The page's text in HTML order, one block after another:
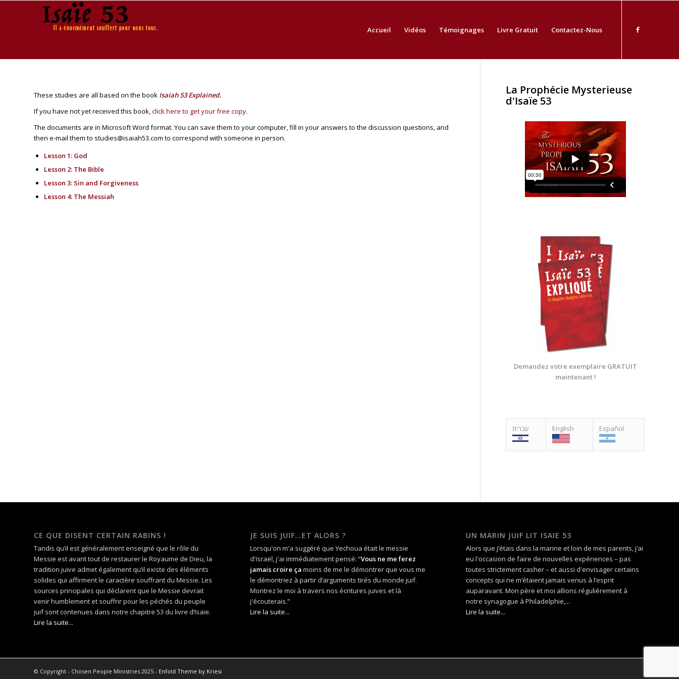
Accueil Vidéos Témoignages Livre Gratuit Contactez-Nous
These studies are all based on the book Isaiah 53 Explained.
If you have not yet received this book,click here to get your free copy.
The documents are in Microsoft Word format. You can save them to your computer, fill in your answers to the discussion questions, and
then e-mail them to studies@isaiah53.com to correspond with someone in person.
Lesson 1: God
Lesson 2: The Bible
Lesson 3: Sin and Forgiveness
Lesson 4: The Messiah
La Prophécie Mysterieuse
d'Isaïe 53
Demandez votre exemplaire GRATUIT
maintenant !
עברית English Español
CE QUE DISENT CERTAIN RABINS !
Tandis qu’il est généralement enseigné que le rôle du
Messie est avant tout de restaurer le Royaume de Dieu, la
tradition juive admet également qu’il existe des éléments
solides qui affirment le caractère souffrant du Messie. Les
sources principales qui déclarent que le Messie devrait
venir humblement et souffrir pour les péchés du peuple
juif sont contenues dans notre chapitre 53 du livre d’Isaïe.
Lire la suite...
JE SUIS JUIF…ET ALORS ?
Lorsqu'on m'a suggéré que Yechoua était le messie
d'Israël, j'ai immédiatement pensé: “Vous ne me ferez
jamais croire ça moins de me le démontrer que vous me
le démontriez à partir d’arguments tirés du monde juif.
Montrez le moi à travers nos écritures juives et là
j'écouterais.”
Lire la suite...
UN MARIN JUIF LIT ISAIE 53
Alors que j’étais dans la marine et loin de mes parents, j’ai
eu l'occasion de faire de nouvelles expériences – pas
toutes strictement casher – et aussi d'envisager certains
concepts qui ne m’étaient jamais venus à l’esprit
auparavant. Mon père et moi allions régulièrement à
notre synagogue à Philadelphie,...
Lire la suite...
© Copyright - Chosen People Ministries 2025 - Enfold Theme by Kriesi